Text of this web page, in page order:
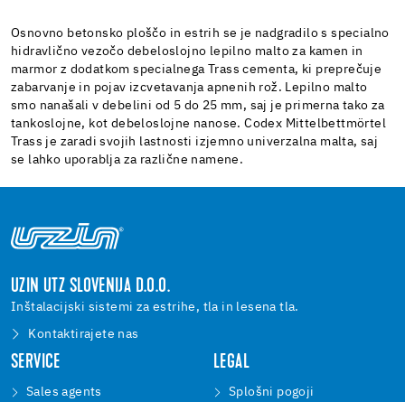
Osnovno betonsko ploščo in estrih se je nadgradilo s specialno
hidravlično vezočo debeloslojno lepilno malto za kamen in
marmor z dodatkom specialnega Trass cementa, ki preprečuje
zabarvanje in pojav izcvetavanja apnenih rož. Lepilno malto
smo nanašali v debelini od 5 do 25 mm, saj je primerna tako za
tankoslojne, kot debeloslojne nanose. Codex Mittelbettmörtel
Trass je zaradi svojih lastnosti izjemno univerzalna malta, saj
se lahko uporablja za različne namene.
UZIN UTZ SLOVENIJA D.O.O.
Inštalacijski sistemi za estrihe, tla in lesena tla.
Kontaktirajete nas
SERVICE
Sales agents
LEGAL
Splošni pogoji